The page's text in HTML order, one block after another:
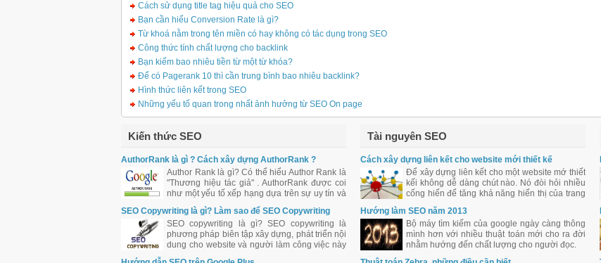
Cách sử dụng title tag hiệu quả cho SEO
Bạn cần hiểu Conversion Rate là gì?
Từ khoá nằm trong tên miền có hay không có tác dụng trong SEO
Công thức tính chất lượng cho backlink
Bạn kiếm bao nhiêu tiền từ một từ khóa?
Để có Pagerank 10 thì cần trung bình bao nhiêu backlink?
Hình thức liên kết trong SEO
Những yếu tố quan trong nhất ảnh hưởng từ SEO On page
Kiến thức SEO
AuthorRank là gì ? Cách xây dựng AuthorRank ?
Author Rank là gì? Có thể hiểu Author Rank là
"Thương hiệu tác giả" . AuthorRank được coi
như một yếu tố xếp hạng dựa trên sự uy tín và
ảnh hưởng của tác giả bài viết đối với cộng
đồng.
SEO Copywriting là gì? Làm sao để SEO Copywriting
SEO copywriting là gì? SEO copywriting là
phương pháp biên tập xây dựng, phát triển nội
dung cho website và người làm công việc này
được coi là SEO Copywriter. Tuy nhiên việc
Tài nguyên SEO
Cách xây dựng liên kết cho website mới thiết kế
Để xây dựng liên kết cho một website mớ thiết
kếi không dễ dàng chút nào. Nó đòi hỏi nhiều
cống hiến để tăng khả năng hiển thị của trang
web qua các liên kết chất lượng.
Hướng làm SEO năm 2013
Bộ máy tìm kiếm của google ngày càng thông
mình hơn với nhiều thuật toán mới cho ra đời
nhằm hướng đến chất lượng cho người đọc.